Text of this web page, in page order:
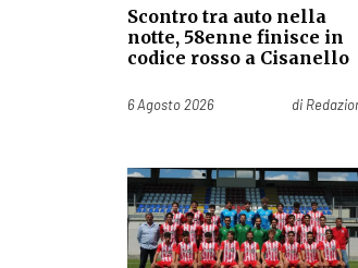
Scontro tra auto nella
notte, 58enne finisce in
codice rosso a Cisanello
Pubblicato il
6 Agosto 2026 di